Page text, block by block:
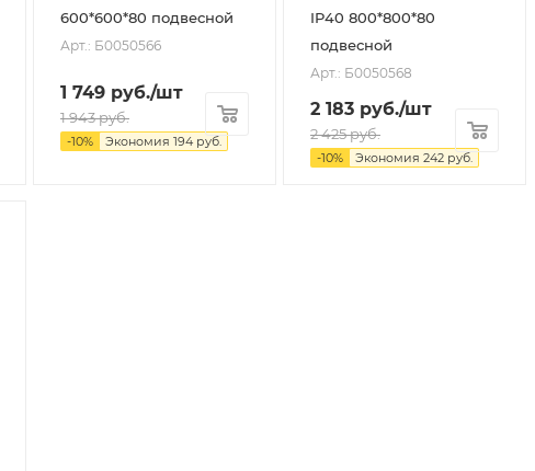
600*600*80 подвесной
Арт.: Б0050566
1 749 руб./шт
1 943руб.
-10% Экономия 194 руб.
IP40 800*800*80
подвесной
Арт.: Б0050568
2 183 руб./шт
2 425руб.
-10% Экономия 242 руб.